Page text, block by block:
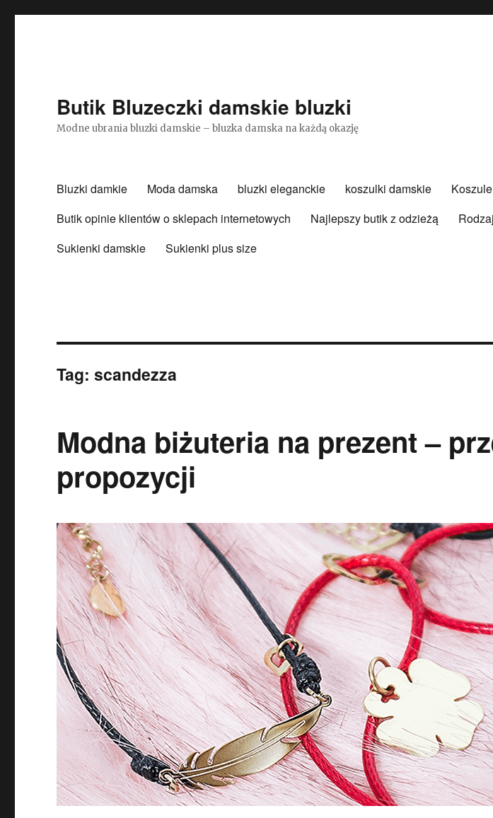
Butik Bluzeczki damskie bluzki
Modne ubrania bluzki damskie – bluzka damska na każdą okazję
Bluzki damkie Moda damska bluzki eleganckie koszulki damskie
Butik opinie klientów o sklepach internetowych
Najlepszy butik z odzieżą
Sukienki damskie
Sukienki plus size
Tag:scandezza
Modna biżuteria na prezent –
propozycji